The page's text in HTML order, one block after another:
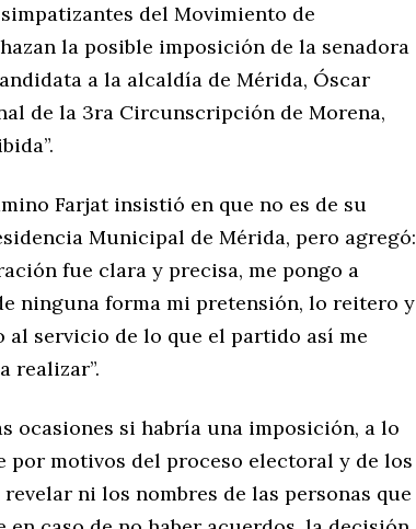
del Movimiento de
la posible imposición de la senadora
a la alcaldía de Mérida, Óscar
de la 3ra Circunscripción de Morena,
Farjat insistió en que no es de su
Municipal de Mérida, pero agregó:
fue clara y precisa, me pongo a
ninguna forma mi pretensión, lo reitero y
al servicio de lo que el partido así me
realizar”.
ocasiones si habría una imposición, a lo
por motivos del proceso electoral y de los
ni los nombres de las personas que